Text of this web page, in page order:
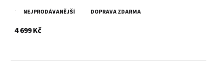
NEJPRODÁVANĚJŠÍ DOPRAVA ZDARMA
Tmavě hnědá kožená taška Divoký býk
4 699 Kčs DPH